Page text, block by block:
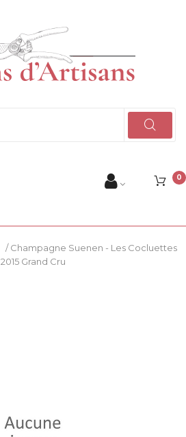
0
/ Champagne Suenen - Les Cocluettes
2015 Grand Cru